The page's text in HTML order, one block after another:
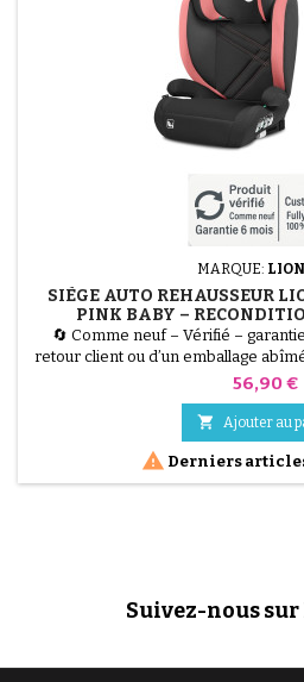
MARQUE:
SIÈGE AUTO REHAUSSEUR
PINK BABY –
🔄 Comme neuf – Vérifié –
retour client ou d’un emballage
et 100 % fonctionnel. Assurez la
(coloris Pink Baby). Conçu pour les
modèle reconditionné a été
Prix
56,90 €
 Ajouter au
 Derniers
Suivez-nous sur